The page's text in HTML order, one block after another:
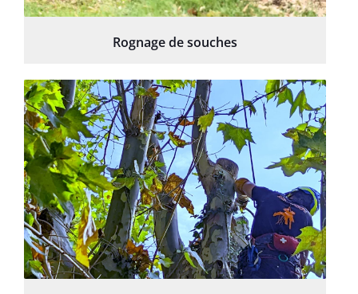
Rognage de souches